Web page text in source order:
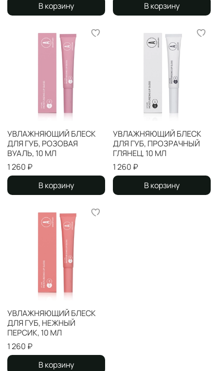
В корзину
В корзину
УВЛАЖНЯЮЩИЙ БЛЕСК
ДЛЯ ГУБ, РОЗОВАЯ
ВУАЛЬ, 10 МЛ
1 260 ₽
В корзину
УВЛАЖНЯЮЩИЙ БЛЕСК
ДЛЯ ГУБ, ПРОЗРАЧНЫЙ
ГЛЯНЕЦ, 10 МЛ
1 260 ₽
В корзину
УВЛАЖНЯЮЩИЙ БЛЕСК
ДЛЯ ГУБ, НЕЖНЫЙ
ПЕРСИК, 10 МЛ
1 260 ₽
В корзину